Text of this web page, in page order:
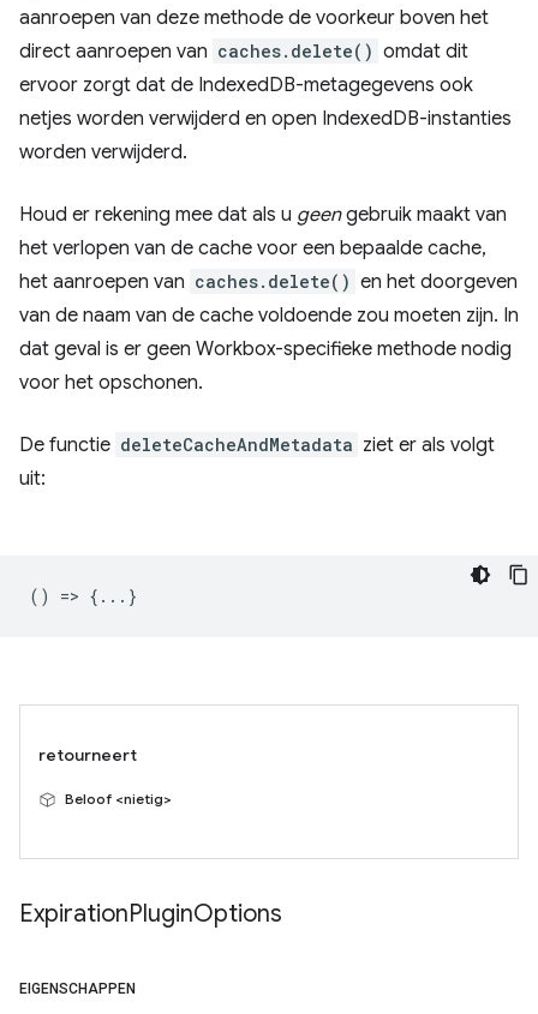
aanroepen van deze methode de voorkeur boven het
direct aanroepen van caches.delete() omdat dit
ervoor zorgt dat de IndexedDB-metagegevens ook
netjes worden verwijderd en open IndexedDB-instanties
worden verwijderd.
Houd er rekening mee dat als u geengebruik maakt van
het verlopen van de cache voor een bepaalde cache,
het aanroepen van caches.delete() en het doorgeven
van de naam van de cache voldoende zou moeten zijn. In
dat geval is er geen Workbox-specifieke methode nodig
voor het opschonen.
De functie deleteCacheAndMetadata ziet er als volgt
uit:
() => {...}
retourneert
Beloof <nietig>
ExpirationPluginOptions
EIGENSCHAPPEN